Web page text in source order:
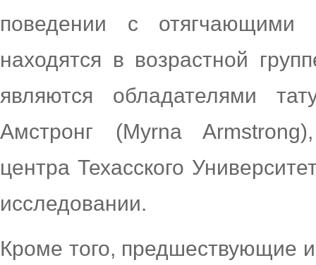
поведении с отягчающими
находятся в возрастной
являются обладателями
Амстронг (Myrna
центра Техасского
исследовании.
Кроме того, предшествующие